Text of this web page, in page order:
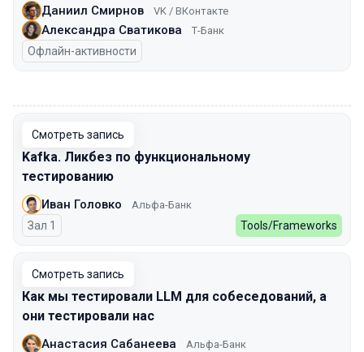
Даниил Смирнов VK / ВКонтакте
Александра Сватикова Т-Банк
Офлайн-активности
Смотреть запись
Kafka. Ликбез по функциональному
тестированию
Иван Головко Альфа-Банк
Зал 1 Tools/Frameworks
Смотреть запись
Как мы тестировали LLM для собеседований, а
они тестировали нас
Анастасия Сабанеева Альфа-Банк